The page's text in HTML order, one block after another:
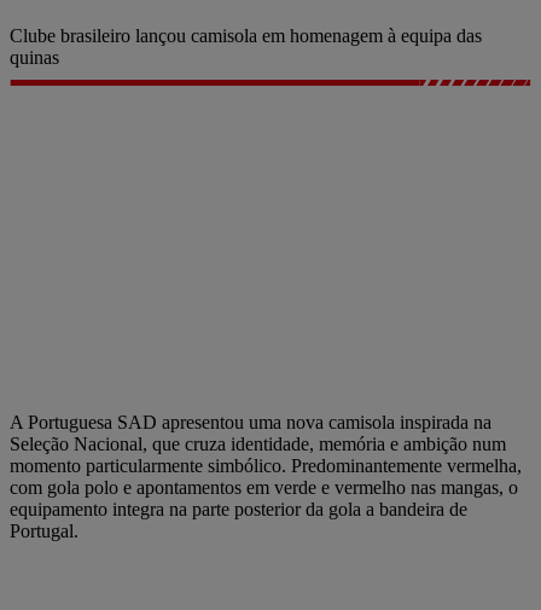
Clube brasileiro lançou camisola em homenagem à equipa das
quinas
A Portuguesa SAD apresentou uma nova camisola inspirada na
Seleção Nacional, que cruza identidade, memória e ambição num
momento particularmente simbólico. Predominantemente vermelha,
com gola polo e apontamentos em verde e vermelho nas mangas, o
equipamento integra na parte posterior da gola a bandeira de
Portugal.